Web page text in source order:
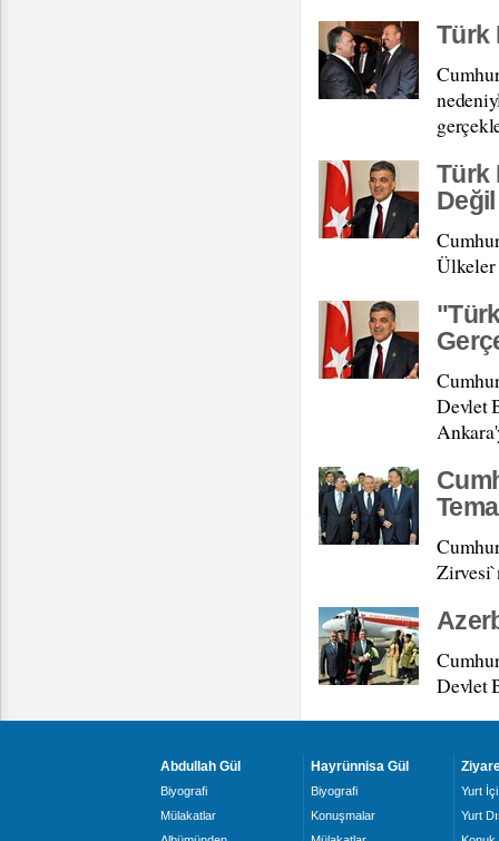
Türk
Türk
Değil
Ülkeler
Devlet
Devlet
Abdullah Gül
Biyografi
Mülakatlar
Hayrünnisa Gül
Biyografi
Konuşmalar
Yurt İçi
Yurt